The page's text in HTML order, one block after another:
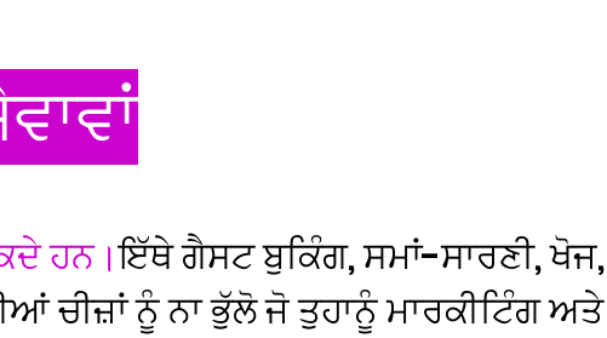
ਹਨ।ਇੱਥੇ ਗੈਸਟ ਬੁਕਿੰਗ, ਸਮਾਂ-ਸਾਰਣੀ, ਖੋਜ,
ਚੀਜ਼ਾਂ ਨੂੰ ਨਾ ਭੁੱਲੋ ਜੋ ਤੁਹਾਨੂੰ ਮਾਰਕੀਟਿੰਗ ਅਤੇ